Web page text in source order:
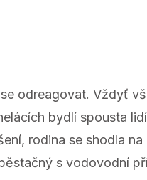
odreagovat. Vždyť
bydlí spousta
rodina se shodla
s vodovodní